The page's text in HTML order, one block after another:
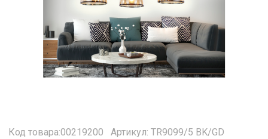
Код товара:00219200
Артикул: TR9099/5 BK/GD